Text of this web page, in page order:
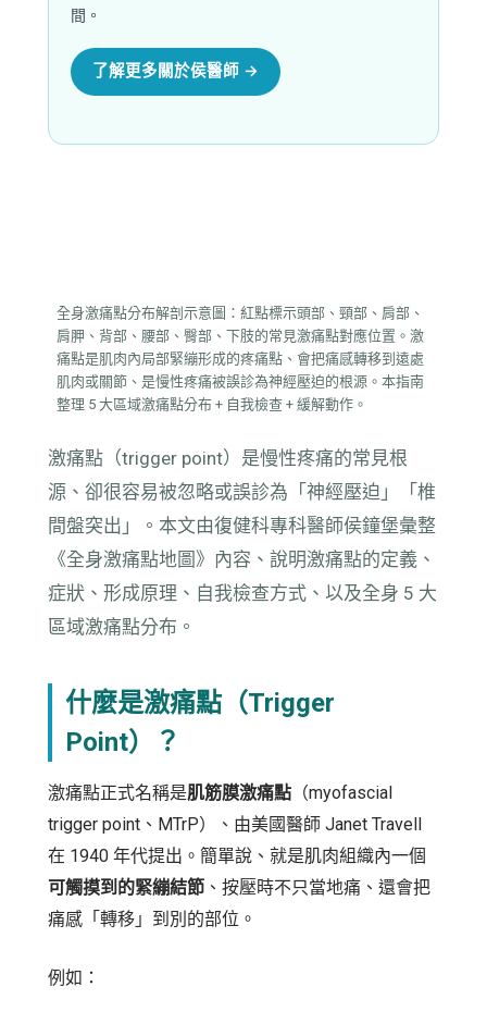
間。
了解更多關於侯醫師 →
全身激痛點分布解剖示意圖：紅點標示頭部、頸部、肩部、
肩胛、背部、腰部、臀部、下肢的常見激痛點對應位置。激
痛點是肌肉內局部緊繃形成的疼痛點、會把痛感轉移到遠處
肌肉或關節、是慢性疼痛被誤診為神經壓迫的根源。本指南
整理 5 大區域激痛點分布 + 自我檢查 + 緩解動作。
激痛點（trigger point）是慢性疼痛的常見根
源、卻很容易被忽略或誤診為「神經壓迫」「椎
間盤突出」。本文由復健科專科醫師侯鐘堡彙整
《全身激痛點地圖》內容、說明激痛點的定義、
症狀、形成原理、自我檢查方式、以及全身 5 大
區域激痛點分布。
什麼是激痛點（Trigger
Point）？
激痛點正式名稱是肌筋膜激痛點 （myofascial
trigger point、MTrP）、由美國醫師 Janet Travell
在 1940 年代提出。簡單說、就是肌肉組織內一個
可觸摸到的緊繃結節 、按壓時不只當地痛、還會把
痛感「轉移」到別的部位。
例如：